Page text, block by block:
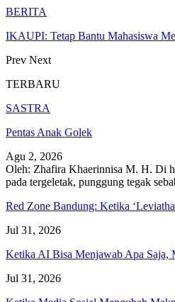
BERITA
IKAUPI: Tetap Bantu Mahasiswa
Prev Next
TERBARU
SASTRA
Pentas Anak Golek
Agu 2, 2026
Oleh: Zhafira Khaerinnisa M. H. Di
pada tergeletak, punggung tegak
Red Zone Bandung: Ketika
Jul 31, 2026
Ketika AI Bisa Menjawab Apa Saja,
Jul 31, 2026